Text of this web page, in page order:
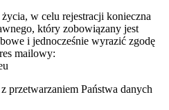
w celu rejestracji konieczna
który zobowiązany jest
i jednocześnie wyrazić zgodę
mailowy:
przetwarzaniem Państwa danych